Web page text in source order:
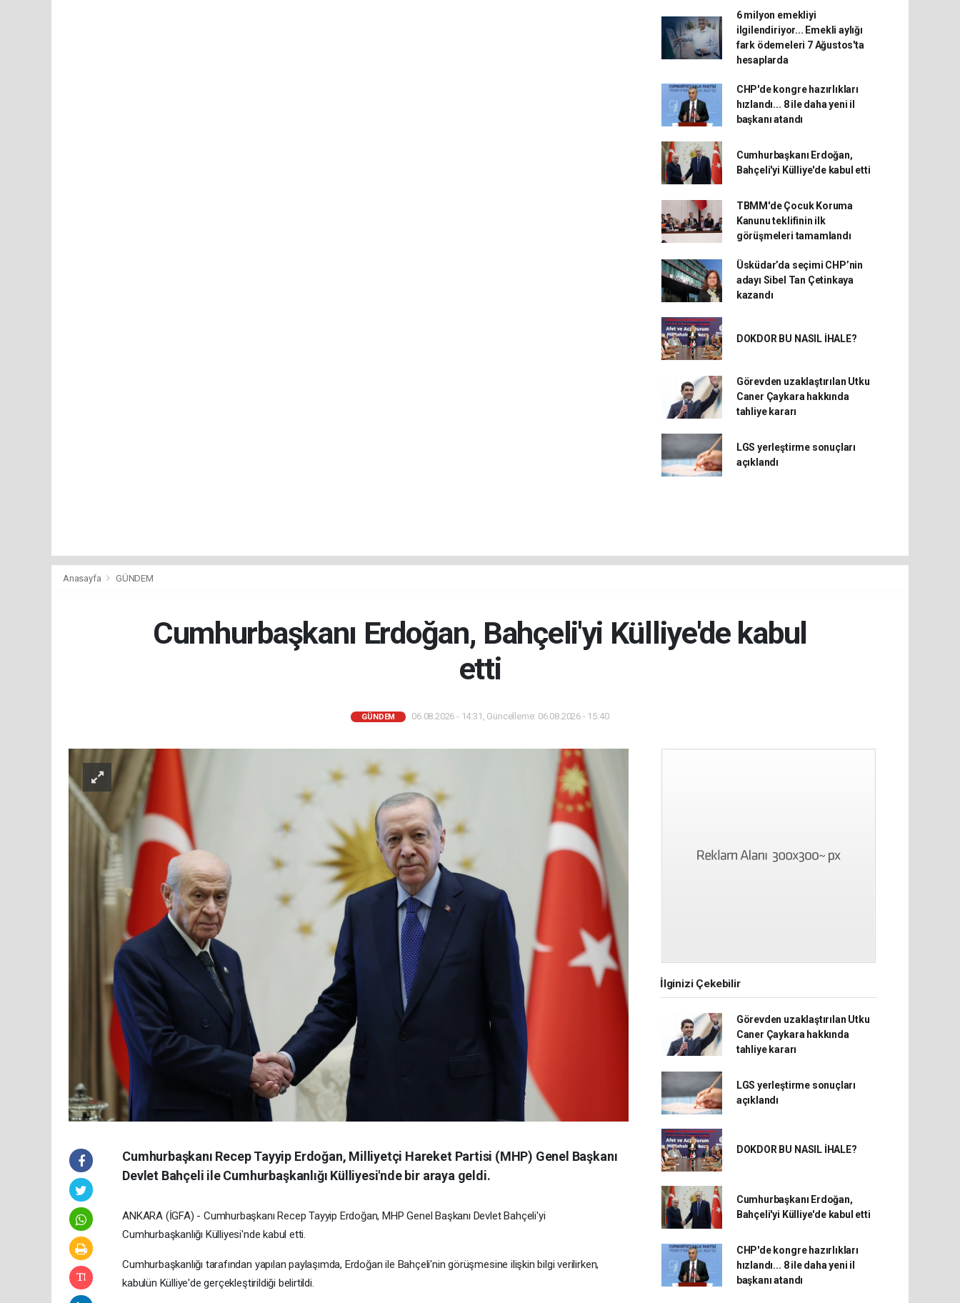
6 milyon emekliyi
ilgilendiriyor... Emekli aylığı
fark ödemeleri 7 Ağustos'ta
hesaplarda
CHP'de kongre hazırlıkları
hızlandı... 8 ile daha yeni il
başkanı atandı
Cumhurbaşkanı Erdoğan,
Bahçeli'yi Külliye'de kabul etti
TBMM'de Çocuk Koruma
Kanunu teklifinin ilk
görüşmeleri tamamlandı
Üsküdar’da seçimi CHP’nin
adayı Sibel Tan Çetinkaya
kazandı
DOKDOR BU NASIL İHALE?
Görevden uzaklaştırılan Utku
Caner Çaykara hakkında
tahliye kararı
LGS yerleştirme sonuçları
açıklandı
Anasayfa GÜNDEM
Cumhurbaşkanı Erdoğan, Bahçeli'yi Külliye'de kabul
etti
GÜNDEM 06.08.2026 - 14:31, Güncelleme: 06.08.2026 - 15:40
Cumhurbaşkanı Recep Tayyip Erdoğan, Milliyetçi Hareket Partisi (MHP) Genel Başkanı
Devlet Bahçeli ile Cumhurbaşkanlığı Külliyesi'nde bir araya geldi.
ANKARA (İGFA) - Cumhurbaşkanı Recep Tayyip Erdoğan, MHP Genel Başkanı Devlet Bahçeli'yi
Cumhurbaşkanlığı Külliyesi'nde kabul etti.
Cumhurbaşkanlığı tarafından yapılan paylaşımda, Erdoğan ile Bahçeli'nin görüşmesine ilişkin bilgi verilirken,
kabulün Külliye'de gerçekleştirildiği belirtildi.
İlginizi Çekebilir
Görevden uzaklaştırılan Utku
Caner Çaykara hakkında
tahliye kararı
LGS yerleştirme sonuçları
açıklandı
DOKDOR BU NASIL İHALE?
Cumhurbaşkanı Erdoğan,
Bahçeli'yi Külliye'de kabul etti
CHP'de kongre hazırlıkları
hızlandı... 8 ile daha yeni il
başkanı atandı